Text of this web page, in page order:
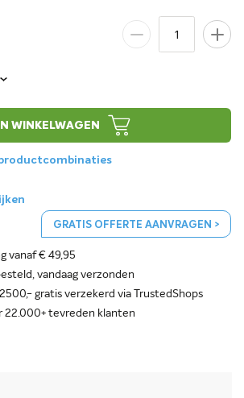
IN WINKELWAGEN
GRATIS OFFERTE AANVRAGEN >
vanaf € 49,95
vandaag verzonden
gratis verzekerd via TrustedShops
22.000+ tevreden klanten